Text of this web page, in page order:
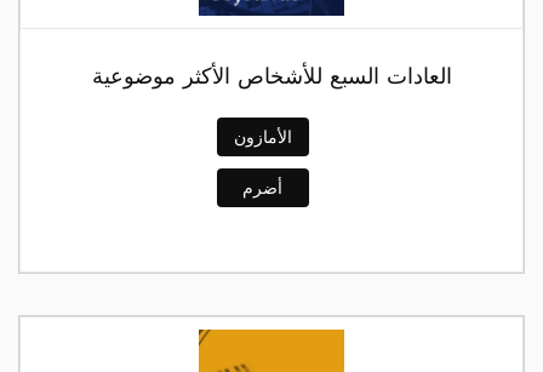
العادات السبع للأشخاص الأكثر موضوعية
الأمازون
أضرم